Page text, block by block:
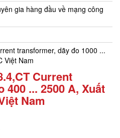
gia hàng đầu về mạng công
transformer, dãy đo 1000 ...
Việt Nam
Current
... 2500 A, Xuất
Nam